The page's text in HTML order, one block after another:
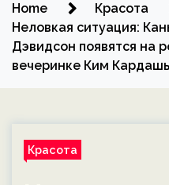
Home
Красота
Неловкая ситуация:
Дэвидсон появятся на
вечеринке Ким
Красота